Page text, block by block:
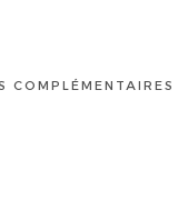
COMPLÉMENTAIRES